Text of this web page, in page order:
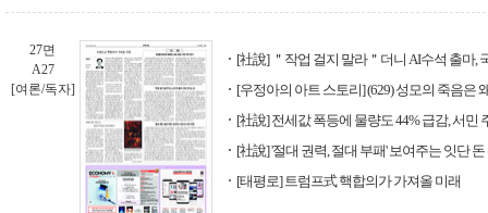
27면
A27
[여론/독자]
[社說] ＂작업 걸지 말라＂더니 AI수석 출마,
[우정아의 아트 스토리] (629) 성모의 죽음은
[社說] 전세값 폭등에 물량도 44% 급감, 서민
[社說] '절대 권력, 절대 부패' 보여주는 잇단
[태평로] 트럼프式 핵합의가 가져올 미래